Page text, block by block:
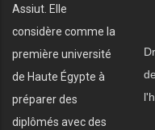
Assiut. Elle
considère comme la
première université
de Haute Égypte à
préparer des
diplômés avec des
de